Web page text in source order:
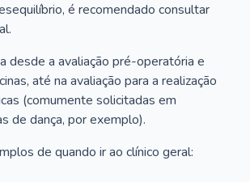
é recomendado consultar
desde a avaliação pré-operatória e
até na avaliação para a realização
(comumente solicitadas em
de dança, por exemplo).
de quando ir ao clínico geral: